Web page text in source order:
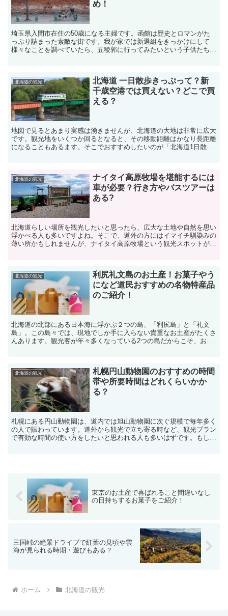
め！
埼玉県入間市在住の50歳になる主婦です。函館は歴史とロマンがた
っぷり詰まった素敵な街です。我が家では新選組をきっかけにして
様々なことを調べていたら、五稜郭に行ってみたいという子供たちの
北海道の観光
北海道 一日散歩きっぷって？新
千歳空港では買えない？どこで買
える？
地図で見るとあまり実感は湧きませんが、北海道の大地は非常に広大
です。観光地をいくつか回るとなると、その移動距離はかなり長距離
になることもあるます。そこでおすすめしたいのが「北海道1日散歩
北海道の観光
ナイタイ高原牧場を堪能するには
車が必要？行き方やバスツアーは
ある?
北海道らしい場所を観光したいと思ったら、広大な土地や自然を思い
浮かべる人も多いですよね。そこで、道外の方にはイマイチ馴染みの
薄い所かもしれませんが、ナイタイ高原牧場という観光スポットが最
北海道の観光
利尻礼文島のお土産！お菓子やう
になど道民おすすめの名物特産品
のご紹介！
北海道の北部にある日本海に浮かぶ２つの島、「利尻島」と「礼文
島」。この島々では、現地でしか手に入らない貴重なお土産がたくさ
んあります。観光客が年々多くなっている2つの島だからこそ、おす
北海道の観光
札幌円山動物園のおすすめの時間
帯や所要時間はどれくらいかか
る？
札幌にある円山動物園は、道内では旭山動物園に次ぐ規模で毎年多く
の人で賑わっています。道外から観光で立ち寄る時など、観光プラン
で有効な時間の使い方をしたいと思われる人も多いはずです。もし、
東京のお土産で喜ばれること間違いなし
の日持ちするお菓子をご紹介！
三国峠の絶景ドライブで紅葉の見頃や雲
海が見られる時期・遊びもある？
ホーム 北海道の観光